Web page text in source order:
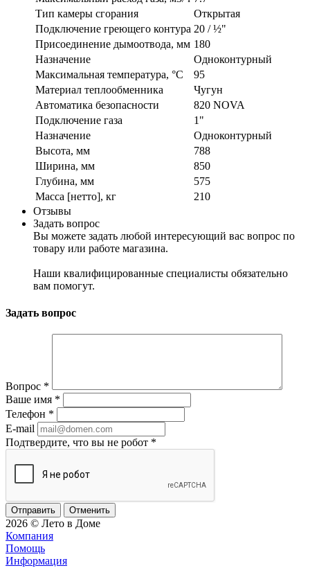
Тип камеры сгорания
Открытая
Подключение греющего контура 20 / ½"
Присоединение дымоотвода, мм 180
Назначение
Одноконтурный
Максимальная температура, °C
95
Материал теплообменника
Чугун
Автоматика безопасности
820 NOVA
Подключение газа
1"
Назначение
Одноконтурный
Высота, мм
788
Ширина, мм
850
Глубина, мм
575
Масса [нетто], кг
210
Отзывы
Задать вопрос
Вы можете задать любой интересующий вас вопрос по
товару или работе магазина.
Наши квалифицированные специалисты обязательно
вам помогут.
Задать вопрос
Вопрос *
Ваше имя *
Телефон *
E-mail
Подтвердите, что вы не робот *
Отменить
2026 © Лето в Доме
Компания
Помощь
Информация